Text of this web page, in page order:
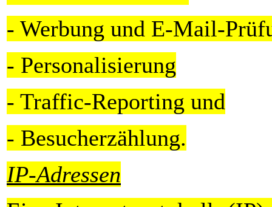
- Werbung und E-Mail-
- Personalisierung
- Traffic-Reporting und
- Besucherzählung.
IP-Adressen